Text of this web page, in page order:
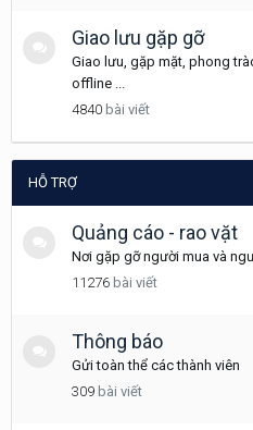
Giao lưu gặp gỡ
Giao lưu, gặp mặt, phong
offline ...
4840 bài viết
HỖ TRỢ
Quảng cáo - rao vặt
Nơi gặp gỡ người mua và
11276 bài viết
Thông báo
Gửi toàn thể các thành viên
309 bài viết